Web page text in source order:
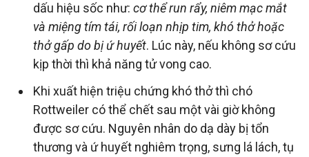
dấu hiệu sốc như: cơ thể run rẩy, niêm mạc mắt
và miệng tím tái, rối loạn nhịp tim, khó thở hoặc
thở gấp do bị ứ huyết. Lúc này, nếu không sơ cứu
kịp thời thì khả năng tử vong cao.
Khi xuất hiện triệu chứng khó thở thì chó
Rottweiler có thể chết sau một vài giờ không
được sơ cứu. Nguyên nhân do dạ dày bị tổn
thương và ứ huyết nghiêm trọng, sưng lá lách, tụ